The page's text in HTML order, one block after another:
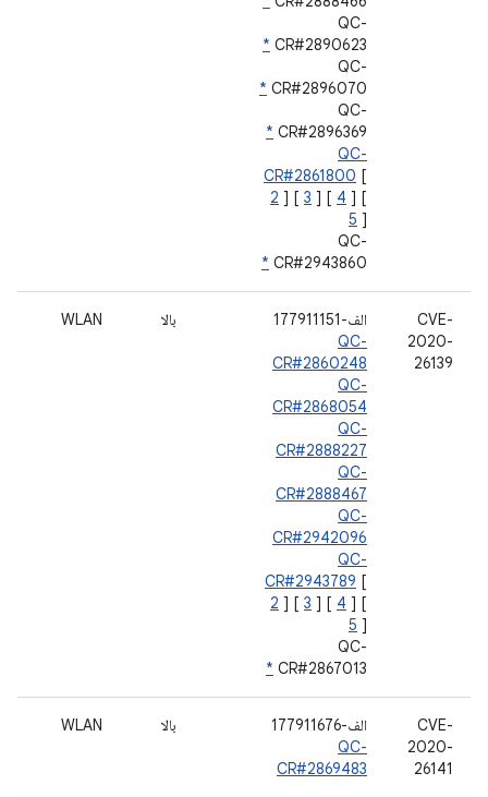
QC-
CR#2890623
*
QC-
CR#2896070
*
QC-
CR#2896369
*
QC-
CR#2861800 [
2 ] [ 3 ] [ 4 ] [
5 ]
QC-
CR#2943860
*
CVE-
2020-
26139
الف-177911151
QC-
CR#2860248
QC-
CR#2868054
QC-
CR#2888227
QC-
CR#2888467
QC-
CR#2942096
QC-
CR#2943789 [
2 ] [ 3 ] [ 4 ] [
5 ]
QC-
CR#2867013
*
بالا WLAN
CVE-
2020-
26141
الف-177911676
QC-
CR#2869483
بالا WLAN